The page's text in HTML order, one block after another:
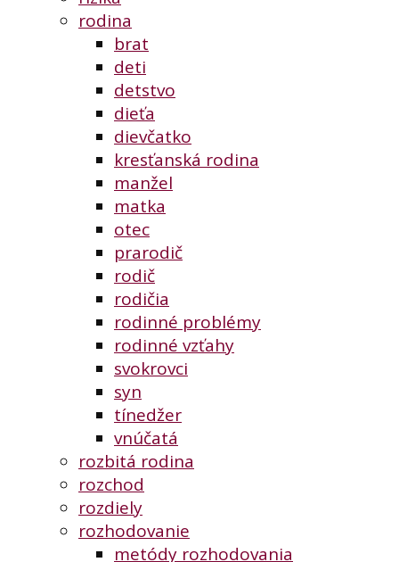
rodina
brat
deti
detstvo
dieťa
dievčatko
kresťanská rodina
manžel
matka
otec
prarodič
rodič
rodičia
rodinné problémy
rodinné vzťahy
svokrovci
syn
tínedžer
vnúčatá
rozbitá rodina
rozchod
rozdiely
rozhodovanie
metódy rozhodovania